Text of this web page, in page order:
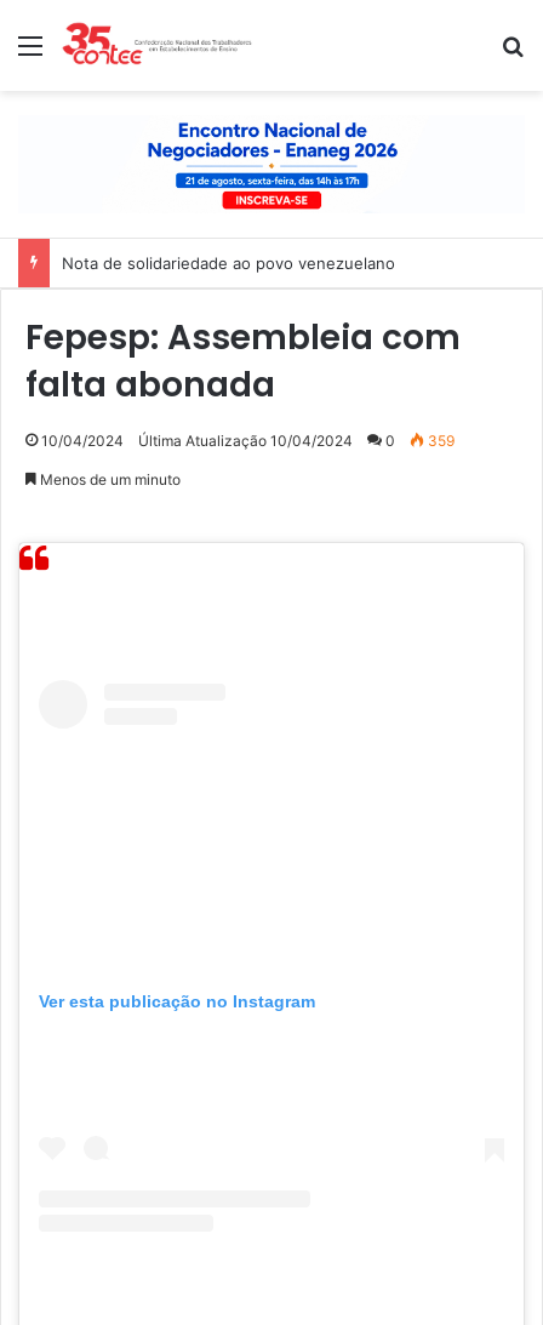
Menu
Nota de solidariedade ao povo venezuelano
Fepesp: Assembleia com
falta abonada
10/04/2024 Última Atualização 10/04/2024 0 359
Menos de um minuto
Ver esta publicação no Instagram